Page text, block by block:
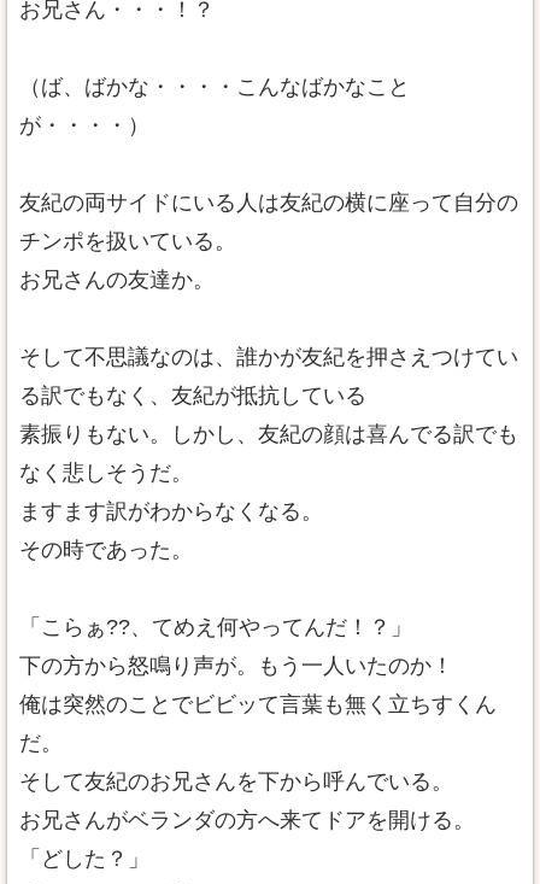
お兄さん・・・！？
（ば、ばかな・・・・こんなばかなこと
が・・・・）
友紀の両サイドにいる人は友紀の横に座って自分の
チンポを扱いている。
お兄さんの友達か。
そして不思議なのは、誰かが友紀を押さえつけてい
る訳でもなく、友紀が抵抗している
素振りもない。しかし、友紀の顔は喜んでる訳でも
なく悲しそうだ。
ますます訳がわからなくなる。
その時であった。
「こらぁ??、てめえ何やってんだ！？」
下の方から怒鳴り声が。もう一人いたのか！
俺は突然のことでビビッて言葉も無く立ちすくん
だ。
そして友紀のお兄さんを下から呼んでいる。
お兄さんがベランダの方へ来てドアを開ける。
「どした？」